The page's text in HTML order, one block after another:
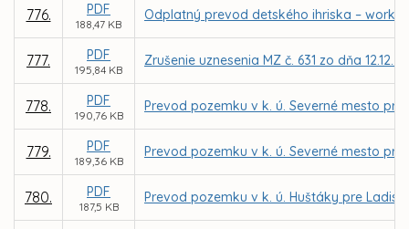
776. PDF
188,47 KB
Odplatný prevod detského ihriska –
777. PDF
195,84 KB
Zrušenie uznesenia MZ č. 631 zo dňa
778. PDF
190,76 KB
Prevod pozemku v k. ú. Severné mesto pre
779. PDF
189,36 KB
Prevod pozemku v k. ú. Severné mesto
780. PDF
187,5 KB
Prevod pozemku v k. ú. Huštáky pre